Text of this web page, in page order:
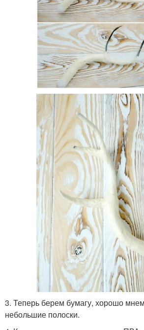
3. Теперь берем бумагу, хорошо
небольшие полоски.